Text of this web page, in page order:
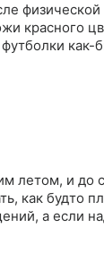
красного
летом, и до
как будто
а если